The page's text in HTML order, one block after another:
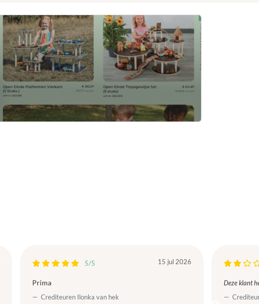
5/5 15 jul 2026
Prima
Crediteuren Ilonka van hek
Deze klant